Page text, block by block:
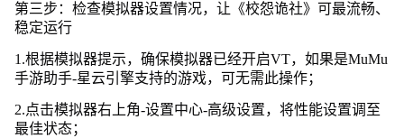
第三步：检查模拟器设置情况，让《校怨诡社》可最流畅、
稳定运行
1.根据模拟器提示，确保模拟器已经开启VT，如果是MuMu
手游助手-星云引擎支持的游戏，可无需此操作；
2.点击模拟器右上角-设置中心-高级设置，将性能设置调至
最佳状态；